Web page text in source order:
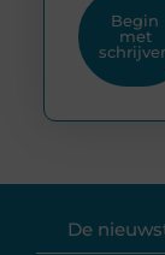
Begin
met
De